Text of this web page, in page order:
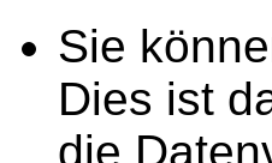
Sie
Dies ist
die